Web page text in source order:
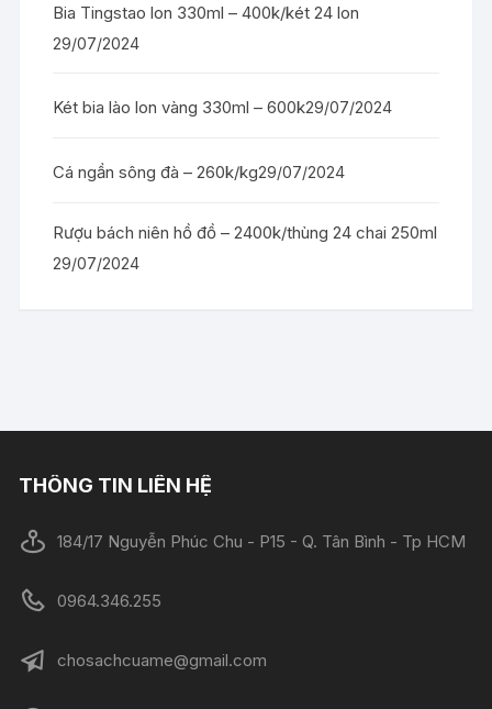
Bia Tingstao lon 330ml – 400k/két 24 lon
29/07/2024
Két bia lào lon vàng 330ml – 600k29/07/2024
Cá ngần sông đà – 260k/kg29/07/2024
Rượu bách niên hồ đồ – 2400k/thùng 24 chai 250ml
29/07/2024
THÔNG TIN LIÊN HỆ
184/17 Nguyễn Phúc Chu - P15 - Q. Tân Bình - Tp HCM
0964.346.255
chosachcuame@gmail.com